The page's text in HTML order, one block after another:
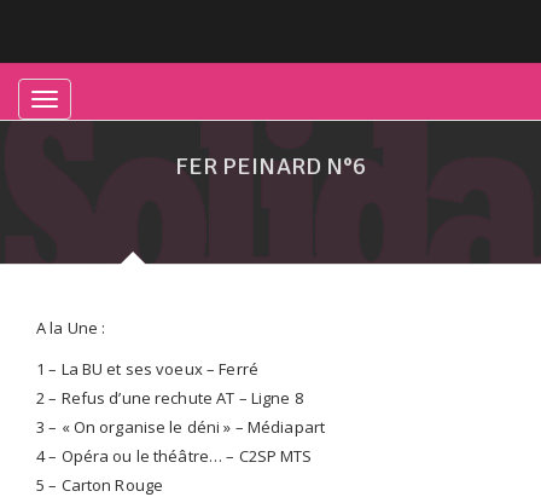
TOGGLE
FER PEINARD N°6
A la Une :
1 – La BU et ses voeux – Ferré
2 – Refus d’une rechute AT – Ligne 8
3 – « On organise le déni » – Médiapart
4 – Opéra ou le théâtre… – C2SP MTS
5 – Carton Rouge